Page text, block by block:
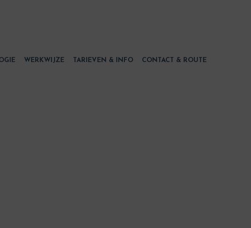
WERKWIJZE TARIEVEN & INFO CONTACT & ROUTE